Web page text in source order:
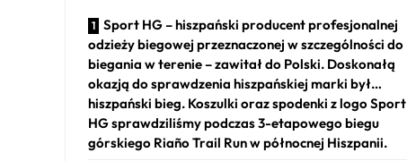
Sport HG – hiszpański producent profesjonalnej
odzieży biegowej przeznaczonej w szczególności do
biegania w terenie – zawitał do Polski. Doskonałą
okazją do sprawdzenia hiszpańskiej marki był…
hiszpański bieg. Koszulki oraz spodenki z logo Sport
HG sprawdziliśmy podczas 3-etapowego biegu
górskiego Riaño Trail Run w północnej Hiszpanii.